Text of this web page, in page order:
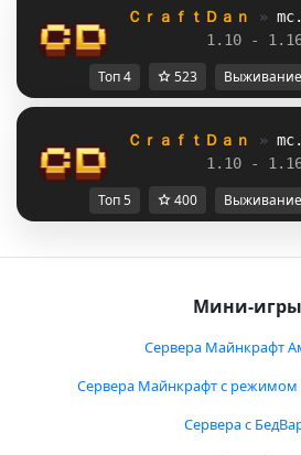
ＣｒａｆｔＤａｎ »
1.10 -
Топ 4 523 Выживание
ＣｒａｆｔＤａｎ »
1.10 -
Топ 5 400 Выживание
Мини-игры
Сервера Майнкрафт
Сервера Майнкрафт с режимом
Сервера с